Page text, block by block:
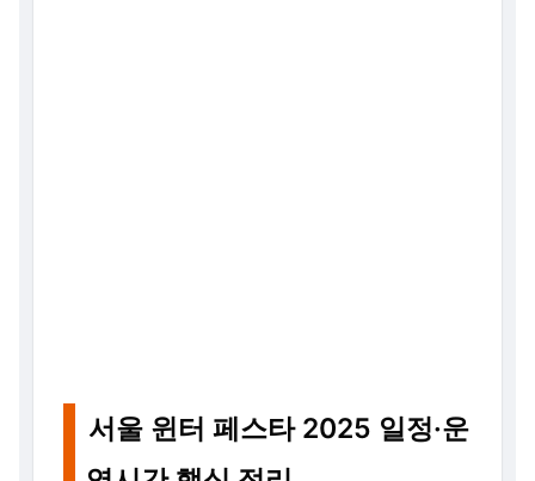
서울 윈터 페스타 2025 일정·운